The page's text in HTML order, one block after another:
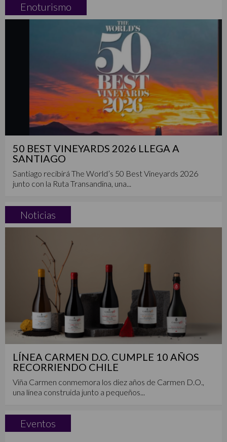
Enoturismo
50 BEST VINEYARDS 2026 LLEGA A
SANTIAGO
Santiago recibirá The World’s 50 Best Vineyards 2026
junto con la Ruta Transandina, una...
Noticias
LÍNEA CARMEN D.O. CUMPLE 10 AÑOS
RECORRIENDO CHILE
Viña Carmen conmemora los diez años de Carmen D.O.,
una línea construida junto a pequeños...
Eventos